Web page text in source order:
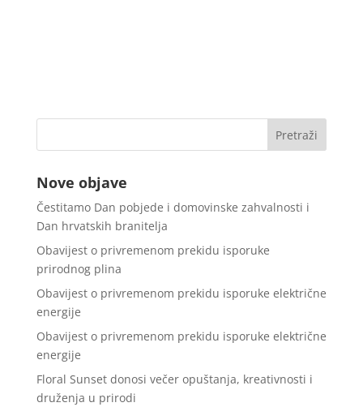
Nove objave
Čestitamo Dan pobjede i domovinske zahvalnosti i
Dan hrvatskih branitelja
Obavijest o privremenom prekidu isporuke
prirodnog plina
Obavijest o privremenom prekidu isporuke električne
energije
Obavijest o privremenom prekidu isporuke električne
energije
Floral Sunset donosi večer opuštanja, kreativnosti i
druženja u prirodi